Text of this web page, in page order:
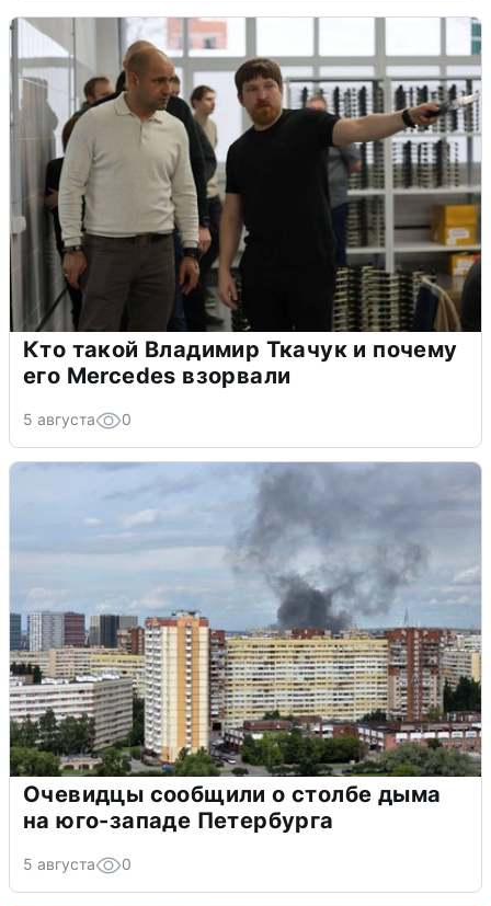
Кто такой Владимир Ткачук и почему
его Mercedes взорвали
5 августа 0
Очевидцы сообщили о столбе дыма
на юго-западе Петербурга
5 августа 0